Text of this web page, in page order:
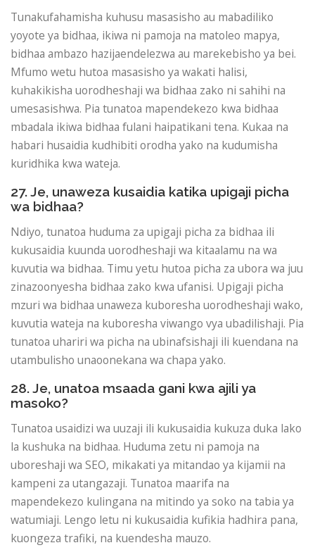
Tunakufahamisha kuhusu masasisho au mabadiliko
yoyote ya bidhaa, ikiwa ni pamoja na matoleo mapya,
bidhaa ambazo hazijaendelezwa au marekebisho ya bei.
Mfumo wetu hutoa masasisho ya wakati halisi,
kuhakikisha uorodheshaji wa bidhaa zako ni sahihi na
umesasishwa. Pia tunatoa mapendekezo kwa bidhaa
mbadala ikiwa bidhaa fulani haipatikani tena. Kukaa na
habari husaidia kudhibiti orodha yako na kudumisha
kuridhika kwa wateja.
27. Je, unaweza kusaidia katika upigaji picha
wa bidhaa?
Ndiyo, tunatoa huduma za upigaji picha za bidhaa ili
kukusaidia kuunda uorodheshaji wa kitaalamu na wa
kuvutia wa bidhaa. Timu yetu hutoa picha za ubora wa juu
zinazoonyesha bidhaa zako kwa ufanisi. Upigaji picha
mzuri wa bidhaa unaweza kuboresha uorodheshaji wako,
kuvutia wateja na kuboresha viwango vya ubadilishaji. Pia
tunatoa uhariri wa picha na ubinafsishaji ili kuendana na
utambulisho unaoonekana wa chapa yako.
28. Je, unatoa msaada gani kwa ajili ya
masoko?
Tunatoa usaidizi wa uuzaji ili kukusaidia kukuza duka lako
la kushuka na bidhaa. Huduma zetu ni pamoja na
uboreshaji wa SEO, mikakati ya mitandao ya kijamii na
kampeni za utangazaji. Tunatoa maarifa na
mapendekezo kulingana na mitindo ya soko na tabia ya
watumiaji. Lengo letu ni kukusaidia kufikia hadhira pana,
kuongeza trafiki, na kuendesha mauzo.